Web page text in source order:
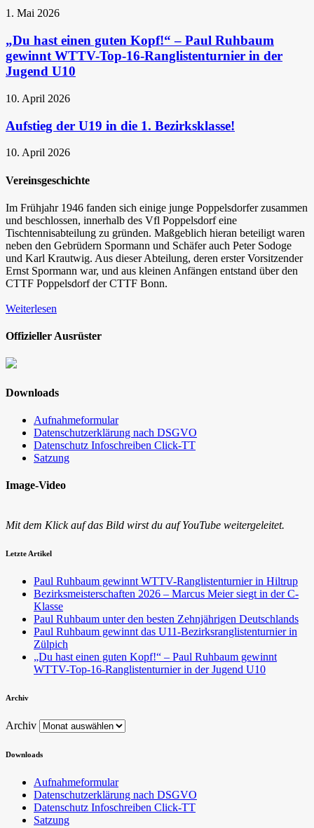
1. Mai 2026
„Du hast einen guten Kopf!“ – Paul Ruhbaum
gewinnt WTTV-Top-16-Ranglistenturnier in der
Jugend U10
10. April 2026
Aufstieg der U19 in die 1. Bezirksklasse!
10. April 2026
Vereinsgeschichte
Im Frühjahr 1946 fanden sich einige junge Poppelsdorfer zusammen
und beschlossen, innerhalb des Vfl Poppelsdorf eine
Tischtennisabteilung zu gründen. Maßgeblich hieran beteiligt waren
neben den Gebrüdern Spormann und Schäfer auch Peter Sodoge
und Karl Krautwig. Aus dieser Abteilung, deren erster Vorsitzender
Ernst Spormann war, und aus kleinen Anfängen entstand über den
CTTF Poppelsdorf der CTTF Bonn.
Weiterlesen
Offizieller Ausrüster
Downloads
Aufnahmeformular
Datenschutzerklärung nach DSGVO
Datenschutz Infoschreiben Click-TT
Satzung
Image-Video
Mit dem Klick auf das Bild wirst du auf YouTube weitergeleitet.
Letzte Artikel
Paul Ruhbaum gewinnt WTTV-Ranglistenturnier in Hiltrup
Bezirksmeisterschaften 2026 – Marcus Meier siegt in der C-
Klasse
Paul Ruhbaum unter den besten Zehnjährigen Deutschlands
Paul Ruhbaum gewinnt das U11-Bezirksranglistenturnier in
Zülpich
„Du hast einen guten Kopf!“ – Paul Ruhbaum gewinnt
WTTV-Top-16-Ranglistenturnier in der Jugend U10
Archiv
Archiv
Downloads
Aufnahmeformular
Datenschutzerklärung nach DSGVO
Datenschutz Infoschreiben Click-TT
Satzung